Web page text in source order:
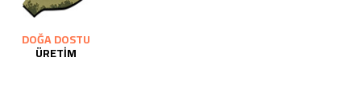
DOĞA DOSTU
ÜRETİM